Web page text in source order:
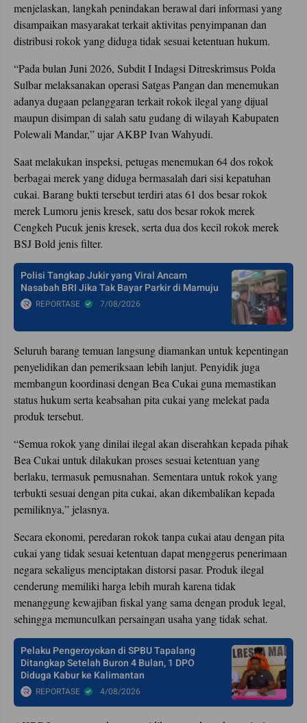
menjelaskan, langkah penindakan berawal dari informasi yang
disampaikan masyarakat terkait aktivitas penyimpanan dan
distribusi rokok yang diduga tidak sesuai ketentuan hukum.
“Pada bulan Juni 2026, Subdit I Indagsi Ditreskrimsus Polda
Sulbar melaksanakan operasi Satgas Pangan dan menemukan
adanya dugaan pelanggaran terkait rokok ilegal yang dijual
maupun disimpan di salah satu gudang di wilayah Kabupaten
Polewali Mandar,” ujar AKBP Ivan Wahyudi.
Saat melakukan inspeksi, petugas menemukan 64 dos rokok
berbagai merek yang diduga bermasalah dari sisi kepatuhan
cukai. Barang bukti tersebut terdiri atas 61 dos besar rokok
merek Lumoru jenis kresek, satu dos besar rokok merek
Cengkeh Pucuk jenis kresek, serta dua dos kecil rokok merek
BSJ Bold jenis filter.
Polisi Tangkap Jukir yang Viral Ancam
Nasabah BRI Jika Tak Bayar Parkir di Mamuju
REPORTASE 7/08/2026
Seluruh barang temuan langsung diamankan untuk kepentingan
penyelidikan dan pemeriksaan lebih lanjut. Penyidik juga
membangun koordinasi dengan Bea Cukai guna memastikan
status hukum serta keabsahan pita cukai yang melekat pada
produk tersebut.
“Semua rokok yang dinilai ilegal akan diserahkan kepada pihak
Bea Cukai untuk dilakukan proses sesuai ketentuan yang
berlaku, termasuk pemusnahan. Sementara untuk rokok yang
terbukti sesuai dengan pita cukai, akan dikembalikan kepada
pemiliknya,” jelasnya.
Secara ekonomi, peredaran rokok tanpa cukai atau dengan pita
cukai yang tidak sesuai ketentuan dapat menggerus penerimaan
negara sekaligus menciptakan distorsi pasar. Produk ilegal
cenderung memiliki harga lebih murah karena tidak
menanggung kewajiban fiskal yang sama dengan produk legal,
sehingga memunculkan persaingan usaha yang tidak sehat.
Pelaku Pengeroyokan di SPBU Tapalang
Ditangkap Setelah Buron 4 Bulan, 1 DPO
Diduga Kabur ke Kalimantan
REPORTASE 4/08/2026